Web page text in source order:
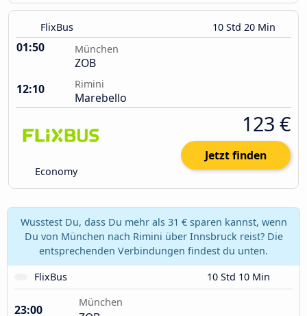
FlixBus 10 Std 20 Min
01:50 München
ZOB
12:10
Rimini
Marebello
Economy
123 €
Jetzt finden
Wusstest Du, dass Du mehr als 31 € sparen kannst, wenn
Du von München nach Rimini über Innsbruck reist? Die
entsprechenden Verbindungen findest du unten.
FlixBus
10 Std 10 Min
23:00
München